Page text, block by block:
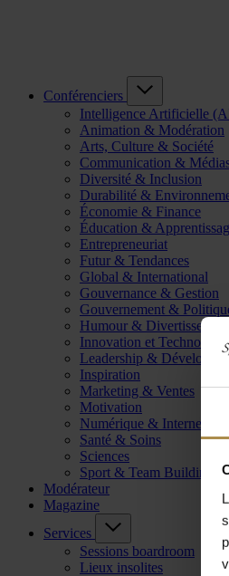
Conférenciers
Intelligence Artificielle
Animation & Modération
Arts, Culture & Société
Communication &
Diversité & Inclusion
Durabilité &
Économie & Finance
Éducation &
Entrepreneuriat
Futur & Tendances
Global & International
Gouvernance & Gestion
Gouvernement &
Humour & Divertissement
Innovation et Technologie
Leadership &
Inspiration
Marketing & Ventes
Motivation
Numérique & Internet
Santé & Soins
Sciences
Sport & Team Building
Modérateur
Magazine
Services
Sessions boardroom
Lieux insolites